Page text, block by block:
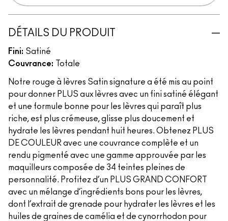
DÉTAILS DU PRODUIT
Fini: Satiné
Couvrance:
Totale
Notre rouge à lèvres Satin signature a été mis au point
pour donner PLUS aux lèvres avec un fini satiné élégant
et une formule bonne pour les lèvres qui paraît plus
riche, est plus crémeuse, glisse plus doucement et
hydrate les lèvres pendant huit heures. Obtenez PLUS
DE COULEUR avec une couvrance complète et un
rendu pigmenté avec une gamme approuvée par les
maquilleurs composée de 34 teintes pleines de
personnalité. Profitez d’un PLUS GRAND CONFORT
avec un mélange d’ingrédients bons pour les lèvres,
dont l’extrait de grenade pour hydrater les lèvres et les
huiles de graines de camélia et de cynorrhodon pour